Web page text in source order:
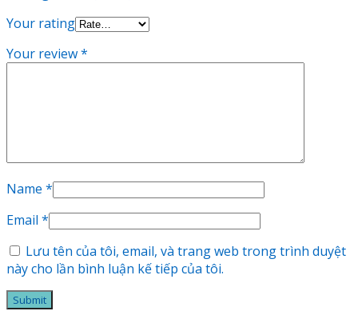
Your rating
Your review*
Name *
Email *
Lưu tên của tôi, email, và trang web trong trình duyệt
này cho lần bình luận kế tiếp của tôi.